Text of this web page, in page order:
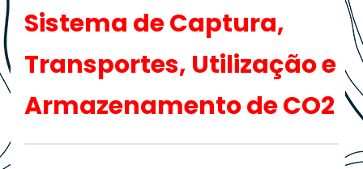
Sistema de Captura,
Transportes, Utilização e
Armazenamento de CO2